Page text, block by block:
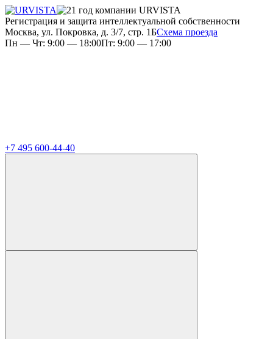
Регистрация и защита интеллектуальной собственности
Москва, ул. Покровка, д. 3/7, стр. 1БСхема проезда
Пн — Чт: 9:00 — 18:00Пт: 9:00 — 17:00
+7 495 600-44-40